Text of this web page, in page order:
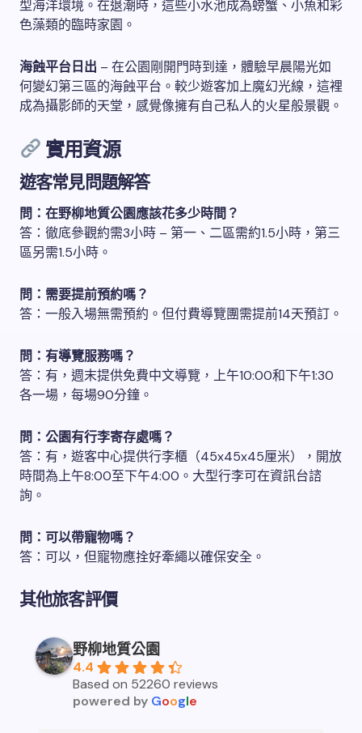
型海洋環境。在退潮時，這些小水池成為螃蟹、小魚和彩
色藻類的臨時家園。
海蝕平台日出 – 在公園剛開門時到達，體驗早晨陽光如
何變幻第三區的海蝕平台。較少遊客加上魔幻光線，這裡
成為攝影師的天堂，感覺像擁有自己私人的火星般景觀。
實用資源
遊客常見問題解答
問：在野柳地質公園應該花多少時間？
答：徹底參觀約需3小時 – 第一、二區需約1.5小時，第三
區另需1.5小時。
問：需要提前預約嗎？
答：一般入場無需預約。但付費導覽團需提前14天預訂。
問：有導覽服務嗎？
答：有，週末提供免費中文導覽，上午10:00和下午1:30
各一場，每場90分鐘。
問：公園有行李寄存處嗎？
答：有，遊客中心提供行李櫃（45x45x45厘米），開放
時間為上午8:00至下午4:00。大型行李可在資訊台諮
詢。
問：可以帶寵物嗎？
答：可以，但寵物應拴好牽繩以確保安全。
其他旅客評價
野柳地質公園
4.4
Based on 52260 reviews
powered by Google